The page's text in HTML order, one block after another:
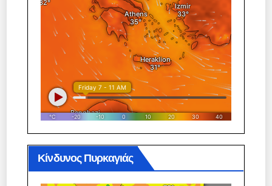
Κίνδυνος Πυρκαγιάς